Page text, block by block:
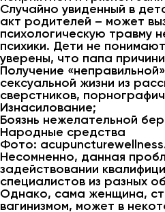
Случайно увиденный в
акт родителей – может
психологическую травму
психики. Дети не
уверены, что папа
Получение
сексуальной жизни из
сверстников,
Изнасилование;
Боязнь нежелательной
Народные средства
Фото:
Несомненно, данная
задействовании
специалистов из разных
Однако, сама женщина,
вагинизмом, может в